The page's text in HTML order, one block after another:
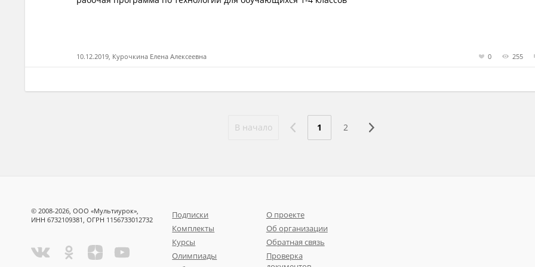
10.12.2019, Курочкина Елена Алексеевна 0 255
В начало 1 2
© 2008-2026, ООО «Мультиурок»,
ИНН 6732109381, ОГРН 1156733012732
Подписки
Комплекты
Курсы
Олимпиады
О проекте
Об организации
Обратная связь
Проверка